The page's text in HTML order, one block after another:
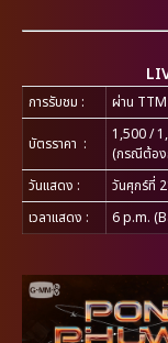
การรับชม : ผ่าน TTM
บัตรราคา :
1,500 /
(กรณีต้อง
วันแสดง :
วันศุกร์ที่
เวลาแสดง : 6 p.m.